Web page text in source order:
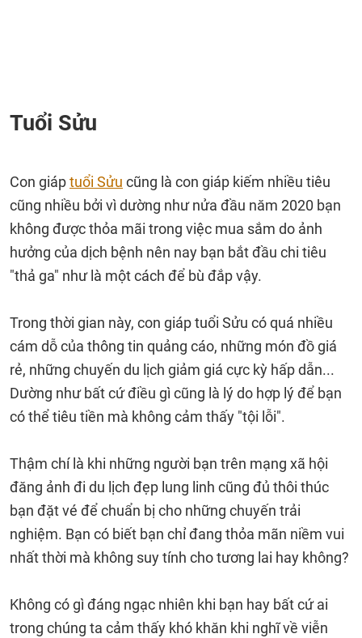
Tuổi Sửu
Con giáptuổi Sửu cũng là con giáp kiếm nhiều tiêu
cũng nhiều bởi vì dường như nửa đầu năm 2020 bạn
không được thỏa mãi trong việc mua sắm do ảnh
hưởng của dịch bệnh nên nay bạn bắt đầu chi tiêu
"thả ga" như là một cách để bù đắp vậy.
Trong thời gian này, con giáp tuổi Sửu có quá nhiều
cám dỗ của thông tin quảng cáo, những món đồ giá
rẻ, những chuyến du lịch giảm giá cực kỳ hấp dẫn...
Dường như bất cứ điều gì cũng là lý do hợp lý để bạn
có thể tiêu tiền mà không cảm thấy "tội lỗi".
Thậm chí là khi những người bạn trên mạng xã hội
đăng ảnh đi du lịch đẹp lung linh cũng đủ thôi thúc
bạn đặt vé để chuẩn bị cho những chuyến trải
nghiệm. Bạn có biết bạn chỉ đang thỏa mãn niềm vui
nhất thời mà không suy tính cho tương lai hay không?
Không có gì đáng ngạc nhiên khi bạn hay bất cứ ai
trong chúng ta cảm thấy khó khăn khi nghĩ về viễn